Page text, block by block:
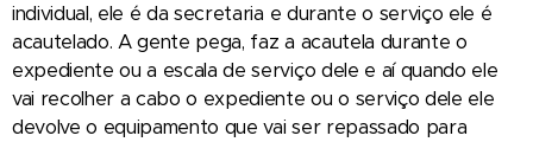
individual, ele é da secretaria e durante o serviço ele é
acautelado. A gente pega, faz a acautela durante o
expediente ou a escala de serviço dele e aí quando ele
vai recolher a cabo o expediente ou o serviço dele ele
devolve o equipamento que vai ser repassado para